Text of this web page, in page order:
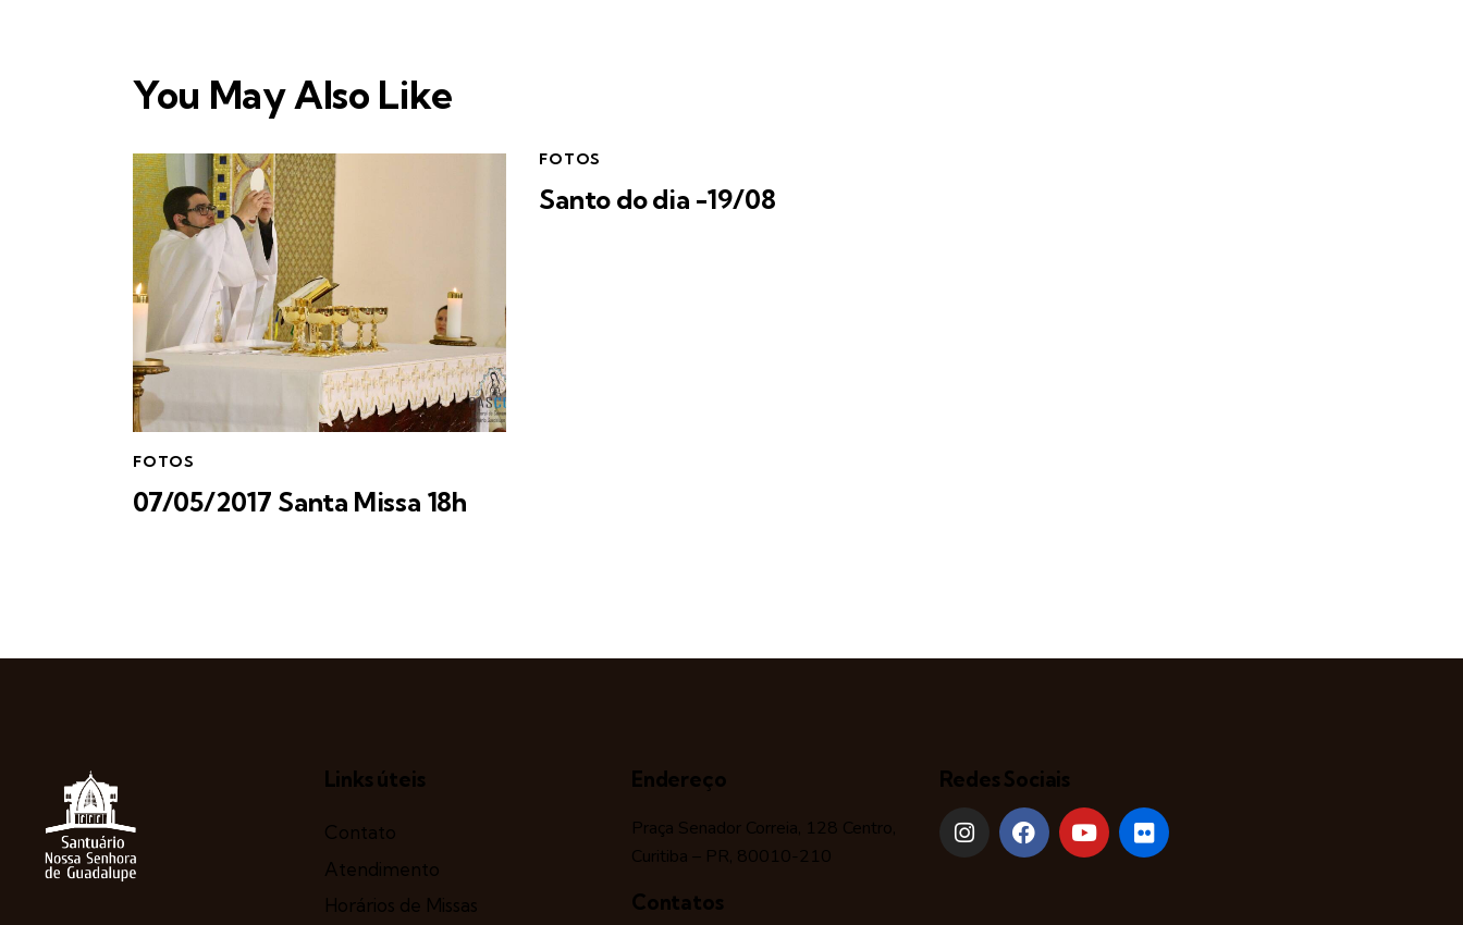
You May Also Like
FOTOS
07/05/2017 Santa Missa 18h
FOTOS
Santo do dia -19/08
Links úteis
Contato
Atendimento
Horários de Missas
Endereço
Praça Senador Correia, 128 Centro,
Curitiba – PR, 80010-210
Contatos
Redes Sociais